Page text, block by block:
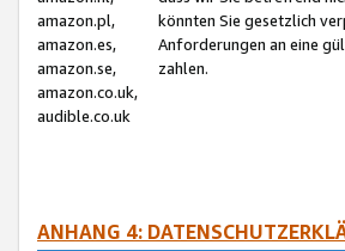
amazon.pl,
amazon.es,
amazon.se,
amazon.co.uk,
audible.co.uk
könnten Sie gesetzlich
Anforderungen an eine
zahlen.
ANHANG 4: